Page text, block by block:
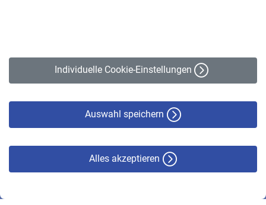
Individuelle Cookie-Einstellungen
Auswahl speichern
Alles akzeptieren
Erklärung zur Barrierefreiheit
© VBL 2026